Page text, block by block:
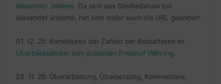
Alexander Jeiteles . Da sich das Sterbedatum bei
Alexander änderte, hat sich leider auch die URL geändert.
01. 12. 25: Korrekturen der Zahlen der Bestatteten im
Überblicksartikel zum jüdischen Friedhof Währing
23. 11. 25: Überarbeitung, Übersetzung, Kommentare,